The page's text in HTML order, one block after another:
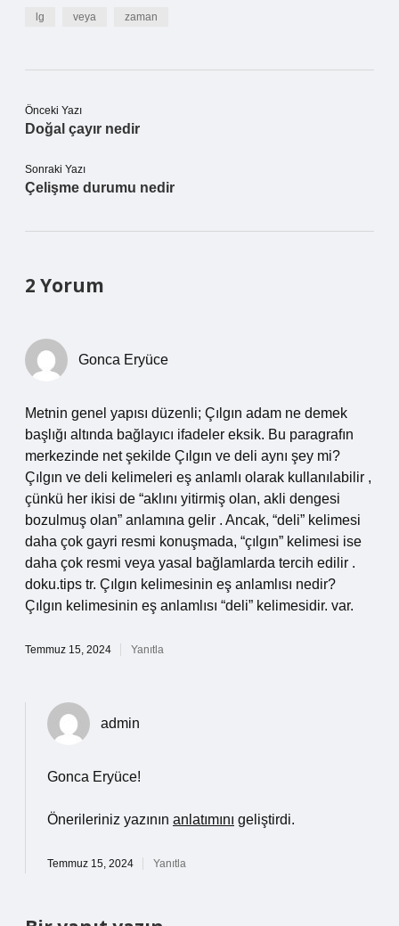
lg veya zaman
Önceki Yazı
Doğal çayır nedir
Sonraki Yazı
Çelişme durumu nedir
2 Yorum
Gonca Eryüce
Metnin genel yapısı düzenli; Çılgın adam ne demek
başlığı altında bağlayıcı ifadeler eksik. Bu paragrafın
merkezinde net şekilde Çılgın ve deli aynı şey mi?
Çılgın ve deli kelimeleri eş anlamlı olarak kullanılabilir ,
çünkü her ikisi de “aklını yitirmiş olan, akli dengesi
bozulmuş olan” anlamına gelir . Ancak, “deli” kelimesi
daha çok gayri resmi konuşmada, “çılgın” kelimesi ise
daha çok resmi veya yasal bağlamlarda tercih edilir .
doku.tips tr. Çılgın kelimesinin eş anlamlısı nedir?
Çılgın kelimesinin eş anlamlısı “deli” kelimesidir. var.
Temmuz 15, 2024 Yanıtla
admin
Gonca Eryüce!
Önerileriniz yazının anlatımını geliştirdi.
Temmuz 15, 2024 Yanıtla